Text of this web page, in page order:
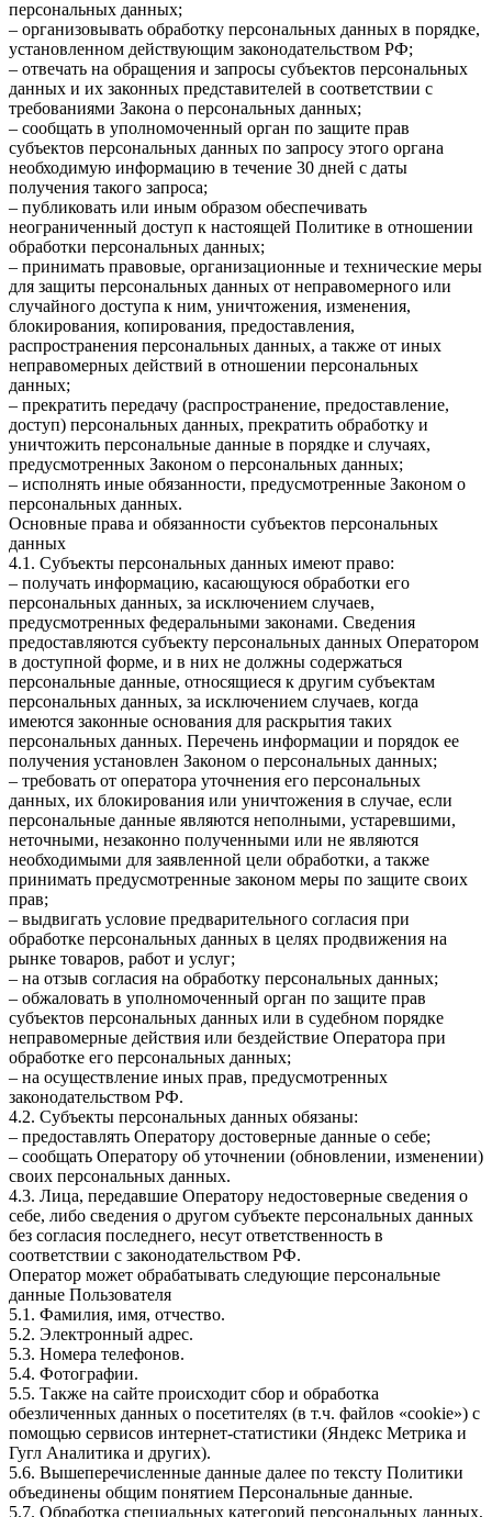
персональных данных;
– организовывать обработку персональных данных в порядке,
установленном действующим законодательством РФ;
– отвечать на обращения и запросы субъектов персональных
данных и их законных представителей в соответствии с
требованиями Закона о персональных данных;
– сообщать в уполномоченный орган по защите прав
субъектов персональных данных по запросу этого органа
необходимую информацию в течение 30 дней с даты
получения такого запроса;
– публиковать или иным образом обеспечивать
неограниченный доступ к настоящей Политике в отношении
обработки персональных данных;
– принимать правовые, организационные и технические меры
для защиты персональных данных от неправомерного или
случайного доступа к ним, уничтожения, изменения,
блокирования, копирования, предоставления,
распространения персональных данных, а также от иных
неправомерных действий в отношении персональных
данных;
– прекратить передачу (распространение, предоставление,
доступ) персональных данных, прекратить обработку и
уничтожить персональные данные в порядке и случаях,
предусмотренных Законом о персональных данных;
– исполнять иные обязанности, предусмотренные Законом о
персональных данных.
Основные права и обязанности субъектов персональных
данных
4.1. Субъекты персональных данных имеют право:
– получать информацию, касающуюся обработки его
персональных данных, за исключением случаев,
предусмотренных федеральными законами. Сведения
предоставляются субъекту персональных данных Оператором
в доступной форме, и в них не должны содержаться
персональные данные, относящиеся к другим субъектам
персональных данных, за исключением случаев, когда
имеются законные основания для раскрытия таких
персональных данных. Перечень информации и порядок ее
получения установлен Законом о персональных данных;
– требовать от оператора уточнения его персональных
данных, их блокирования или уничтожения в случае, если
персональные данные являются неполными, устаревшими,
неточными, незаконно полученными или не являются
необходимыми для заявленной цели обработки, а также
принимать предусмотренные законом меры по защите своих
прав;
– выдвигать условие предварительного согласия при
обработке персональных данных в целях продвижения на
рынке товаров, работ и услуг;
– на отзыв согласия на обработку персональных данных;
– обжаловать в уполномоченный орган по защите прав
субъектов персональных данных или в судебном порядке
неправомерные действия или бездействие Оператора при
обработке его персональных данных;
– на осуществление иных прав, предусмотренных
законодательством РФ.
4.2. Субъекты персональных данных обязаны:
– предоставлять Оператору достоверные данные о себе;
– сообщать Оператору об уточнении (обновлении, изменении)
своих персональных данных.
4.3. Лица, передавшие Оператору недостоверные сведения о
себе, либо сведения о другом субъекте персональных данных
без согласия последнего, несут ответственность в
соответствии с законодательством РФ.
Оператор может обрабатывать следующие персональные
данные Пользователя
5.1. Фамилия, имя, отчество.
5.2. Электронный адрес.
5.3. Номера телефонов.
5.4. Фотографии.
5.5. Также на сайте происходит сбор и обработка
обезличенных данных о посетителях (в т.ч. файлов «cookie») с
помощью сервисов интернет-статистики (Яндекс Метрика и
Гугл Аналитика и других).
5.6. Вышеперечисленные данные далее по тексту Политики
объединены общим понятием Персональные данные.
5.7. Обработка специальных категорий персональных данных,